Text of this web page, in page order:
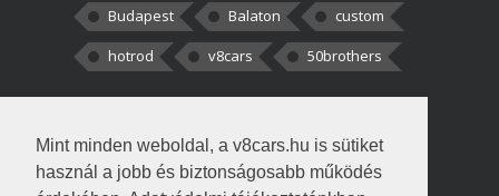
Mint minden weboldal, a v8cars.hu is sütiket
használ a jobb és biztonságosabb működés
Budapest
Balaton
custom
hotrod
v8cars 50brothers
kortisz:Elszúrtam! Én csak két
darabbaal számoltam. Nem tudtam, hogy fél autót,